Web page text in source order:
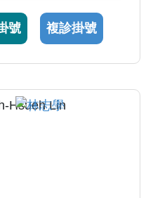
括失能的防治、老
成立預防醫學中
預防。家庭醫學則
個人及家庭的疾病
號 複診掛號